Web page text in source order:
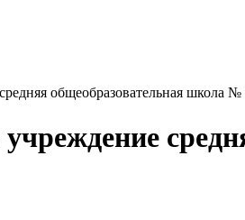
общеобразовательная